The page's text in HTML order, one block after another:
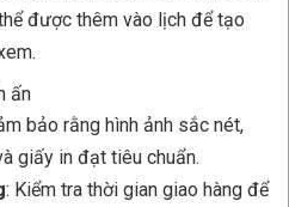
được thêm vào lịch để tạo
ấn
bảo rằng hình ảnh sắc nét,
giấy in đạt tiêu chuẩn.
: Kiểm tra thời gian giao hàng để